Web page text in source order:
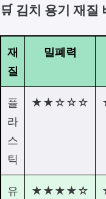
🛒 김치 용기 재질
재
질
밀폐력
플
라
스
틱
★★☆☆☆
유
★★★★☆